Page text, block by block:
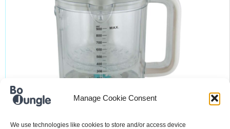
Manage Cookie Consent
We use technologies like cookies to store and/or access device